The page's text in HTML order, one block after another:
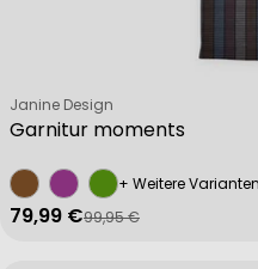
Garnitur moments
Verkäufer:
Janine Design
+ Weitere Varianten
Verkaufspreis
79,99 €
Regulärer Preis
99,95 €